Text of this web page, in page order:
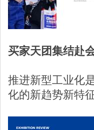
买家天团集结赴
推进新型工业化
化的新趋势新特